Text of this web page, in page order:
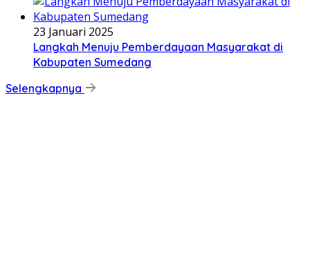
23 Januari 2025
Langkah Menuju Pemberdayaan Masyarakat di
Kabupaten Sumedang
Selengkapnya